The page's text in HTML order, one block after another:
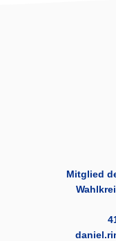
Mitglied